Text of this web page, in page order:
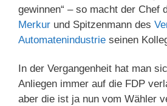
gewinnen“ – so macht der Chef
Merkur und Spitzenmann des
Automatenindustrie seinen
In der Vergangenheit hat man
Anliegen immer auf die FDP
aber die ist ja nun vom Wähler